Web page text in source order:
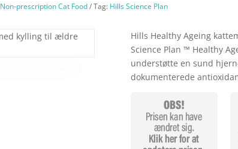
Non-prescription Cat Food Tag: Hills Science Plan
Hills Healthy Ageing
Science Plan ™ Healthy
understøtte en sund
dokumenterede